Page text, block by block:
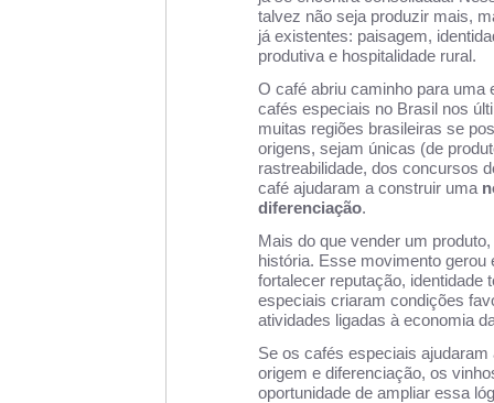
talvez não seja produzir mais,
já existentes: paisagem,
produtiva e hospitalidade rural.
O café abriu caminho para
cafés especiais no Brasil nos
muitas regiões brasileiras se
origens, sejam únicas (de
rastreabilidade, dos concursos
café ajudaram a construir uma
diferenciação.
Mais do que vender um
história. Esse movimento gerou
fortalecer reputação, identidade
especiais criaram condições
atividades ligadas à economia
Se os cafés especiais
origem e diferenciação, os
oportunidade de ampliar essa